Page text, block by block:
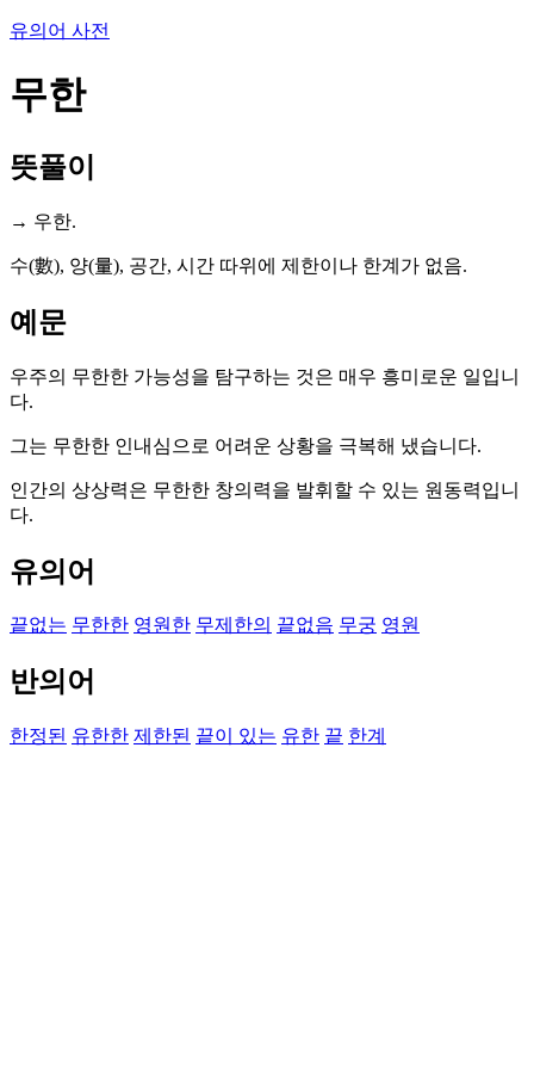
유의어 사전
무한
뜻풀이
→ 우한.
수(數), 양(量), 공간, 시간 따위에 제한이나 한계가 없음.
예문
우주의 무한한 가능성을 탐구하는 것은 매우 흥미로운 일입니
다.
그는 무한한 인내심으로 어려운 상황을 극복해 냈습니다.
인간의 상상력은 무한한 창의력을 발휘할 수 있는 원동력입니
다.
유의어
끝없는 무한한 영원한 무제한의 끝없음 무궁 영원
반의어
한정된 유한한 제한된 끝이 있는 유한 끝 한계